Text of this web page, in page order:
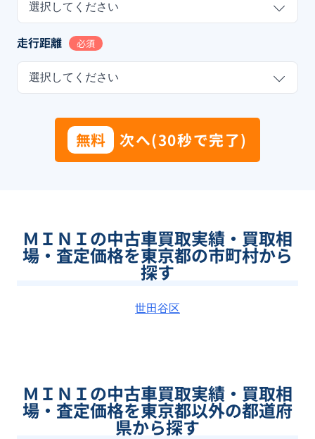
選択してください
走行距離 必須
選択してください
無料 次へ(30秒で完了)
ＭＩＮＩの中古車買取実績・買取相
場・査定価格を東京都の市町村から
探す
世田谷区
ＭＩＮＩの中古車買取実績・買取相
場・査定価格を東京都以外の都道府
県から探す